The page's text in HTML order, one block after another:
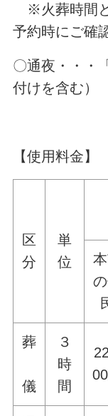
※火葬時間と
予約時にご確
〇通夜・・・
付けを含む）
【使用料金】
区
分
単
位
葬
儀
３
時
間